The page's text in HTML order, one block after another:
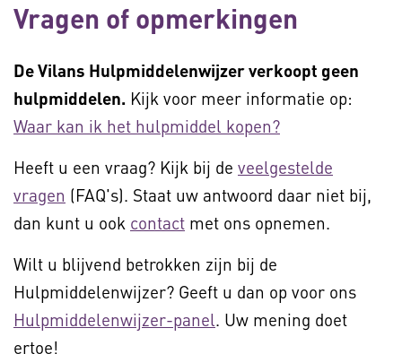
Vragen of opmerkingen
De Vilans Hulpmiddelenwijzer verkoopt geen
hulpmiddelen. Kijk voor meer informatie op:
Waar kan ik het hulpmiddel kopen?
Heeft u een vraag? Kijk bij de veelgestelde
vragen (FAQ's). Staat uw antwoord daar niet bij,
dan kunt u ook contact met ons opnemen.
Wilt u blijvend betrokken zijn bij de
Hulpmiddelenwijzer? Geeft u dan op voor ons
Hulpmiddelenwijzer-panel. Uw mening doet
ertoe!